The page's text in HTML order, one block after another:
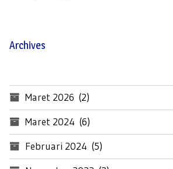
Archives
Maret 2026 (2)
Maret 2024 (6)
Februari 2024 (5)